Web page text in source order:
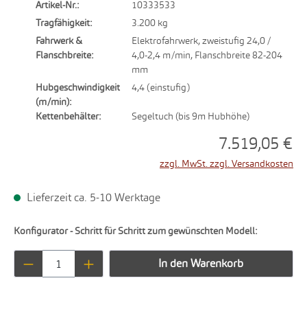
Artikel-Nr.:
10333533
Tragfähigkeit:
3.200 kg
Fahrwerk &
Flanschbreite:
Elektrofahrwerk, zweistufig 24,0 /
4,0-2,4 m/min, Flanschbreite 82-204
mm
Hubgeschwindigkeit
(m/min):
4,4 (einstufig)
Kettenbehälter: Segeltuch (bis 9m Hubhöhe)
7.519,05 €
zzgl. MwSt. zzgl. Versandkosten
Lieferzeit ca. 5-10 Werktage
Konfigurator - Schritt für Schritt zum gewünschten Modell:
Produkt Anzahl: Gib den gewünschten
In den Warenkorb